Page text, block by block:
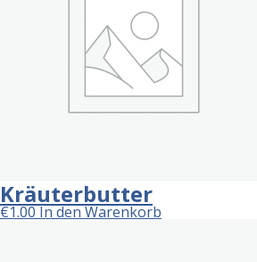
Kräuterbutter
€1.00In den Warenkorb